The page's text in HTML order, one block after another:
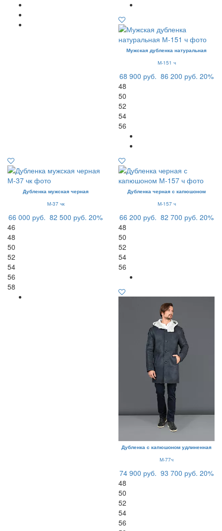
Мужская дубленка натуральная
М-151 ч
68 900 руб. 86 200 руб. 20%
48
50
52
54
56
Дубленка мужская черная
М-37 чк
66 000 руб. 82 500 руб. 20%
46
48
50
52
54
56
58
Дубленка черная с капюшоном
М-157 ч
66 200 руб. 82 700 руб. 20%
48
50
52
54
56
Дубленка с капюшоном удлиненная
М-77ч
74 900 руб. 93 700 руб. 20%
48
50
52
54
56